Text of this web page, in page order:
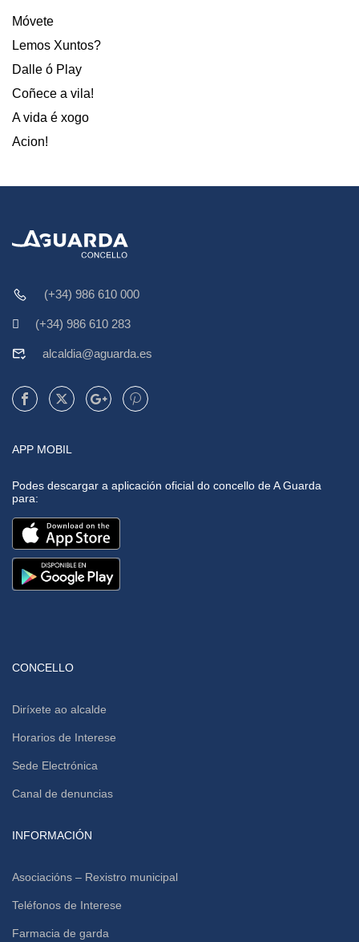
Móvete
Lemos Xuntos?
Dalle ó Play
Coñece a vila!
A vida é xogo
Acion!
(+34) 986 610 000
(+34) 986 610 283
alcaldia@aguarda.es
APP MOBIL
Podes descargar a aplicación oficial do concello de A Guarda
para:
CONCELLO
Diríxete ao alcalde
Horarios de Interese
Sede Electrónica
Canal de denuncias
INFORMACIÓN
Asociacións – Rexistro municipal
Teléfonos de Interese
Farmacia de garda